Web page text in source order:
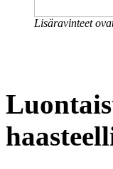
Lisäravinteet